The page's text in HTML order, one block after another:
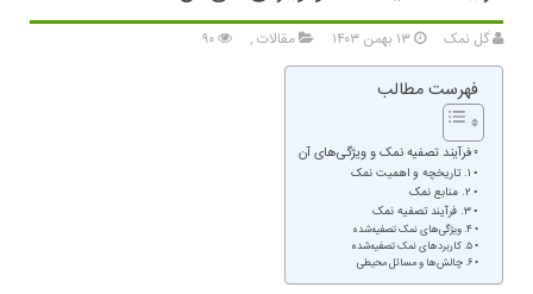
گل نمک مقالات ,
فهرست مطالب
فرآیند تصفیه نمک و ویژگی‌های آن
۱. تاریخچه و اهمیت نمک
۲. منابع نمک
۳. فرآیند تصفیه نمک
۴. ویژگی‌های نمک تصفیه‌شده
۵. کاربردهای نمک تصفیه‌شده
۶. چالش‌ها و مسائل محیطی